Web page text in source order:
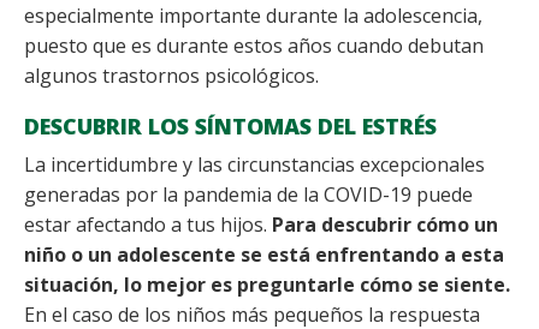
especialmente importante durante la adolescencia,
puesto que es durante estos años cuando debutan
algunos trastornos psicológicos.
DESCUBRIR LOS SÍNTOMAS DEL ESTRÉS
La incertidumbre y las circunstancias excepcionales
generadas por la pandemia de la COVID-19 puede
estar afectando a tus hijos. Para descubrir cómo un
niño o un adolescente se está enfrentando a esta
situación, lo mejor es preguntarle cómo se siente.
En el caso de los niños más pequeños la respuesta